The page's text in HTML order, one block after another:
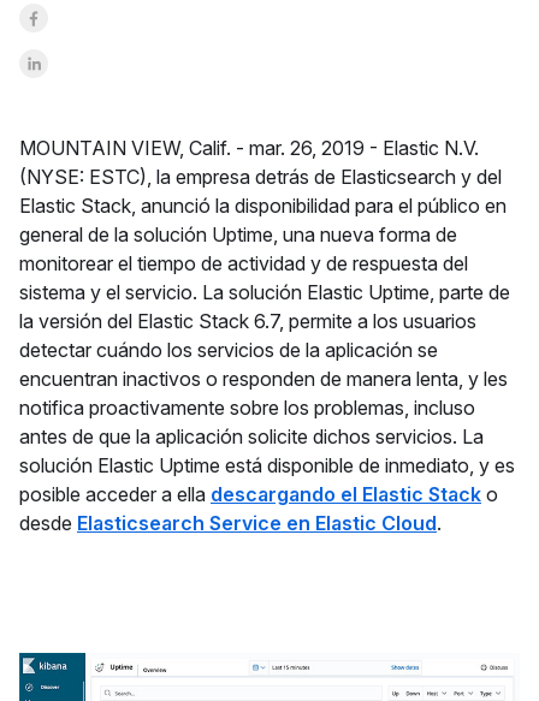
Share on Facebook
Share on LinkedInr
MOUNTAIN VIEW, Calif. - mar. 26, 2019 - Elastic N.V.
(NYSE: ESTC), la empresa detrás de Elasticsearch y del
Elastic Stack, anunció la disponibilidad para el público en
general de la solución Uptime, una nueva forma de
monitorear el tiempo de actividad y de respuesta del
sistema y el servicio. La solución Elastic Uptime, parte de
la versión del Elastic Stack 6.7, permite a los usuarios
detectar cuándo los servicios de la aplicación se
encuentran inactivos o responden de manera lenta, y les
notifica proactivamente sobre los problemas, incluso
antes de que la aplicación solicite dichos servicios. La
solución Elastic Uptime está disponible de inmediato, y es
posible acceder a ella descargando el Elastic Stack o
desde Elasticsearch Service en Elastic Cloud.